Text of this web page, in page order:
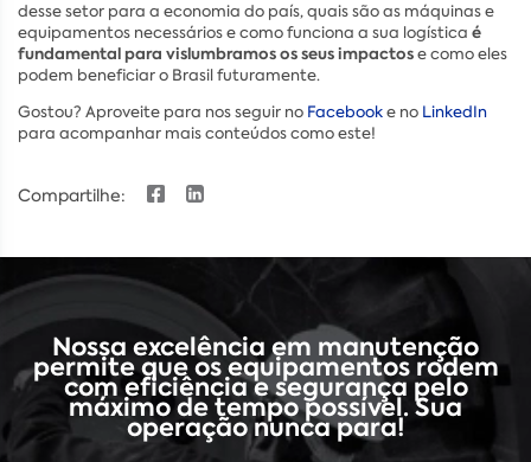
desse setor para a economia do país, quais são as máquinas e
equipamentos necessários e como funciona a sua logística é
fundamental para vislumbramos os seus impactose como eles
podem beneficiar o Brasil futuramente.
Gostou? Aproveite para nos seguir no Facebooke no LinkedIn
para acompanhar mais conteúdos como este!
Compartilhe:
Nossa excelência em manutenção
permite que os equipamentos rodem
com eficiência e segurança pelo
máximo de tempo possível. Sua
operação nunca para!